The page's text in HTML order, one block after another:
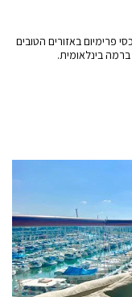
באזורים הטובים
בינלאומית.